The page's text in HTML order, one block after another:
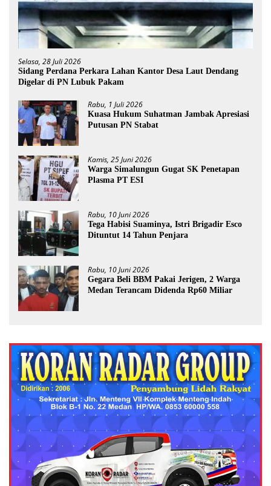
Selasa, 28 Juli 2026
Sidang Perdana Perkara Lahan Kantor Desa Laut Dendang
Digelar di PN Lubuk Pakam
Rabu, 1 Juli 2026
Kuasa Hukum Suhatman Jambak Apresiasi
Putusan PN Stabat
Kamis, 25 Juni 2026
Warga Simalungun Gugat SK Penetapan
Plasma PT ESI
Rabu, 10 Juni 2026
Tega Habisi Suaminya, Istri Brigadir Esco
Dituntut 14 Tahun Penjara
Rabu, 10 Juni 2026
Gegara Beli BBM Pakai Jerigen, 2 Warga
Medan Terancam Didenda Rp60 Miliar